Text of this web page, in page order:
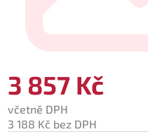
3 857 Kč
včetně DPH
3 188 Kč bez DPH